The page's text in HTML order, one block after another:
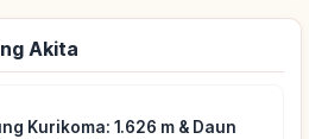
Akita
Kurikoma: 1.626 m & Daun